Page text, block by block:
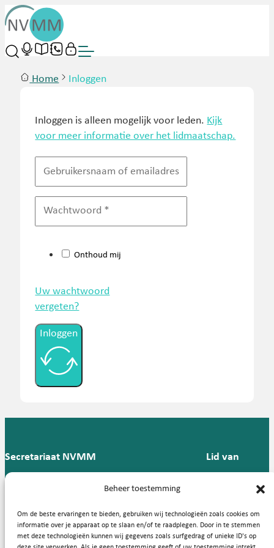
Beheer toestemming
Om de beste ervaringen te bieden, gebruiken wij technologieën zoals cookies om
informatie over je apparaat op te slaan en/of te raadplegen. Door in te stemmen
met deze technologieën kunnen wij gegevens zoals surfgedrag of unieke ID's op
Home Inloggen
Inloggen is alleen mogelijk voor leden. Kijk
voor meer informatie over het lidmaatschap.
Onthoud mij
Uw wachtwoord
vergeten?
Inloggen
Secretariaat NVMM
Groningen
T: 088 -
57
Lid van